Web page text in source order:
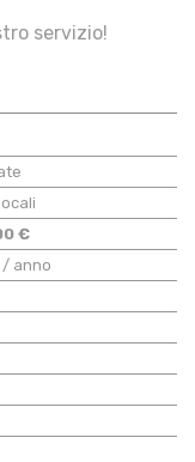
servizio!
€
/ anno